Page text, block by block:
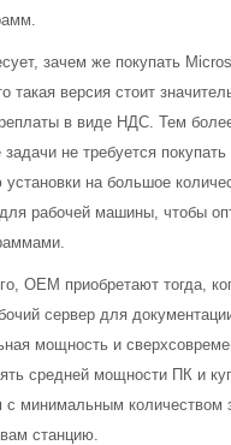
зачем же покупать
такая версия стоит
в виде НДС. Тем
не требуется
на большое
рабочей машины, чтобы
OEM приобретают тогда,
сервер для
мощность и
средней мощности ПК и
с минимальным количеством
станцию.
ПО